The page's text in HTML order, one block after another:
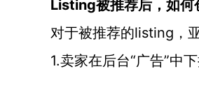
Listing被推荐后，如何
对于被推荐的listing，
1.卖家在后台“广告”中